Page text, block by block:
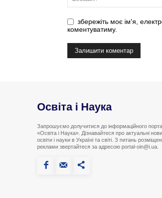
збережіть моє ім'я,
коментуватиму.
Освіта і Наука
Запрошуємо долучитися до інформаційного
«Освіта і Наука». Дізнавайтеся про актуальні
освіти і науки в Україні та світі. З питань
реклами звертайтеся за адресою portal-oin@i.ua.